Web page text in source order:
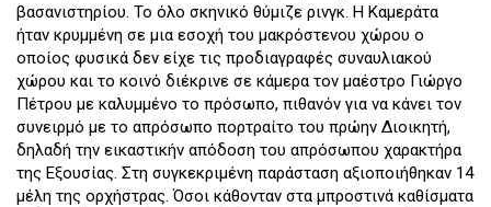
βασανιστηρίου. Το όλο σκηνικό θύμιζε ρινγκ. Η Καμεράτα
ήταν κρυμμένη σε μια εσοχή του μακρόστενου χώρου ο
οποίος φυσικά δεν είχε τις προδιαγραφές συναυλιακού
χώρου και το κοινό διέκρινε σε κάμερα τον μαέστρο Γιώργο
Πέτρου με καλυμμένο το πρόσωπο, πιθανόν για να κάνει τον
συνειρμό με το απρόσωπο πορτραίτο του πρώην Διοικητή,
δηλαδή την εικαστικήν απόδοση του απρόσωπου χαρακτήρα
της Εξουσίας. Στη συγκεκριμένη παράσταση αξιοποιήθηκαν 14
μέλη της ορχήστρας. Όσοι κάθονταν στα μπροστινά καθίσματα